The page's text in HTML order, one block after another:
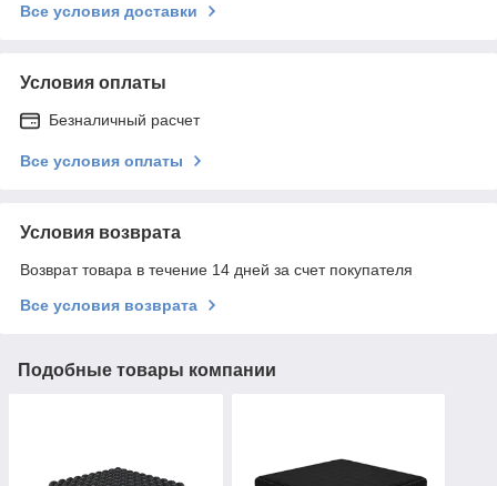
Все условия доставки
Условия оплаты
Безналичный расчет
Все условия оплаты
Условия возврата
Возврат товара в течение 14 дней за счет покупателя
Все условия возврата
Подобные товары компании